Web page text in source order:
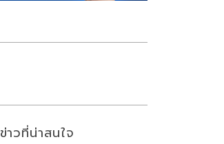
ข่าวที่น่าสนใจ